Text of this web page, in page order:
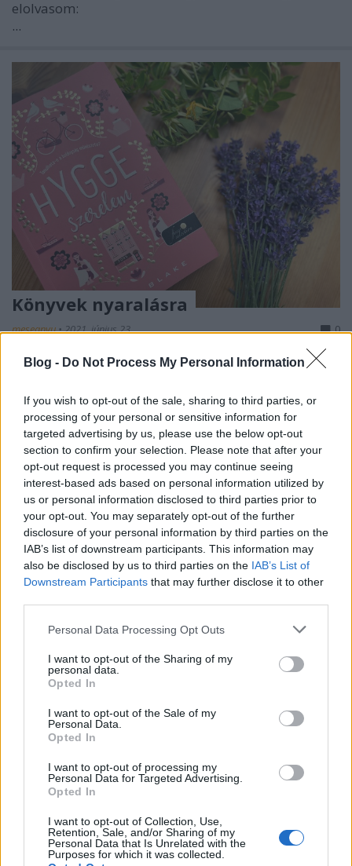
Blog - Do Not Process My Personal Information
If you wish to opt-out of the sale, sharing to third parties, or
processing of your personal or sensitive information for
targeted advertising by us, please use the below opt-out
section to confirm your selection. Please note that after your
opt-out request is processed you may continue seeing
interest-based ads based on personal information utilized by
us or personal information disclosed to third parties prior to
your opt-out. You may separately opt-out of the further
disclosure of your personal information by third parties on the
IAB’s list of downstream participants. This information may
also be disclosed by us to third parties on the IAB’s List of
Downstream Participants that may further disclose it to other
Please note that this website/app uses one or more Google
not limited to your visit or usage behaviour. You may click to
grant or deny consent to Google and its third-party tags to
use your data for below specified purposes in below Google
consent section.
Personal Data Processing Opt Outs
I want to opt-out of the Sharing of my
personal data.
Opted In
I want to opt-out of the Sale of my
Personal Data.
Opted In
I want to opt-out of processing my
Personal Data for Targeted Advertising.
Opted In
I want to opt-out of Collection, Use,
Retention, Sale, and/or Sharing of my
Personal Data that Is Unrelated with the
Purposes for which it was collected.
elolvasom:
...
Könyvek nyaralásra
meseanyu•2021. június 23. 0
Gondoltam csinálok egy összeállítást arról, hogy én
nyaraláson, és hogy idén konkrétan milyen ...
Tavaszi zárás, nyári tervek
meseanyu•2021. május 31.
Jó volt a megérzésem, amikor csináltam update-et a
tavaszi polcnak, mert azeredetiről
0, azaz nulla
darab könyvet olvastam el. Nem olyan nagy baj ez ...